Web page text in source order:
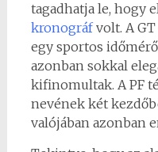
tagadhatja le, hogy
kronográfvolt. A
egy sportos
azonban sokkal
kifinomultak. A PF
nevének két
valójában azonban